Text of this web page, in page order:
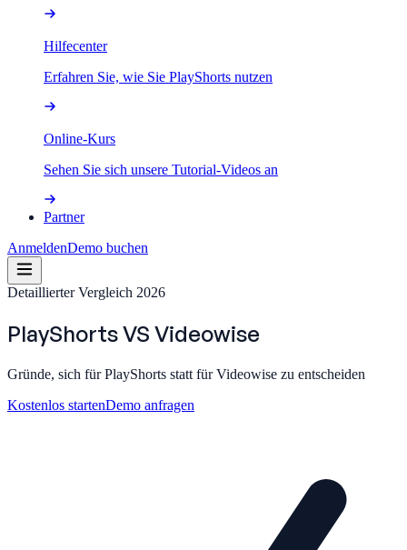
Hilfecenter
Erfahren Sie, wie Sie PlayShorts nutzen
Online-Kurs
Sehen Sie sich unsere Tutorial-Videos an
Partner
AnmeldenDemo buchen
Detaillierter Vergleich 2026
PlayShortsVS Videowise
Gründe, sich für PlayShorts statt für Videowise zu entscheiden
Kostenlos startenDemo anfragen